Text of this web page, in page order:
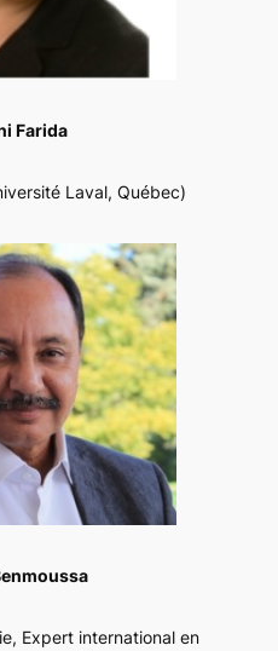
Farida
Laval, Québec)
Expert international en